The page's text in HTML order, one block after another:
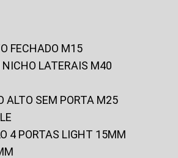
FECHADO M15
NICHO LATERAIS M40
ALTO SEM PORTA M25
4 PORTAS LIGHT 15MM